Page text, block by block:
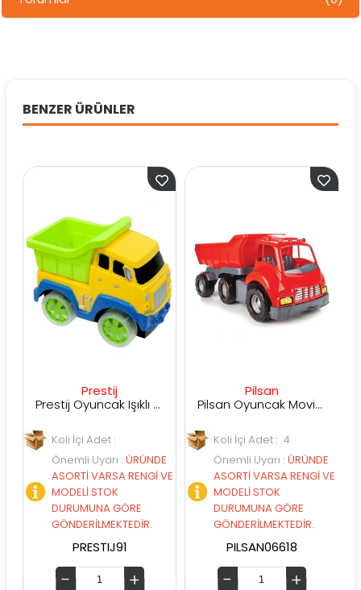
BENZER ÜRÜNLER
Prestij
Prestij Oyuncak Işıklı Müzikli Pilli İş Kamyonu
Koli İçi Adet :
Önemli Uyarı :ÜRÜNDE
ASORTİ VARSA RENGİ VE
MODELİ STOK
DURUMUNA GÖRE
GÖNDERİLMEKTEDİR.
PRESTIJ91
Pilsan
Pilsan Oyuncak Moving Plastik Kamyon 06618
Koli İçi Adet : 4
Önemli Uyarı :ÜRÜNDE
ASORTİ VARSA RENGİ VE
MODELİ STOK
DURUMUNA GÖRE
GÖNDERİLMEKTEDİR.
PILSAN06618